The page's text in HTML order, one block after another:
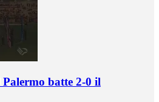
batte 2-0 il